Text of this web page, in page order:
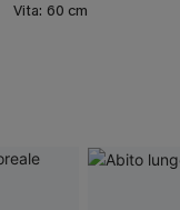
Vita: 60 cm